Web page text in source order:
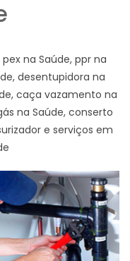
na Saúde, ppr na
desentupidora na
caça vazamento na
na Saúde, conserto
e serviços em